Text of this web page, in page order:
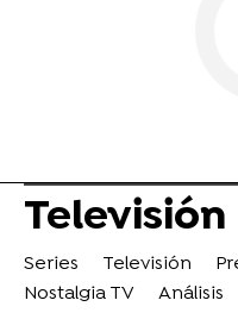
Televisión
Series Televisión
Nostalgia TV
Análisis